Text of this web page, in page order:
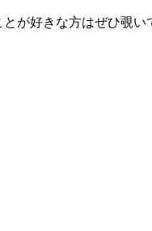
が好きな方はぜひ覗い